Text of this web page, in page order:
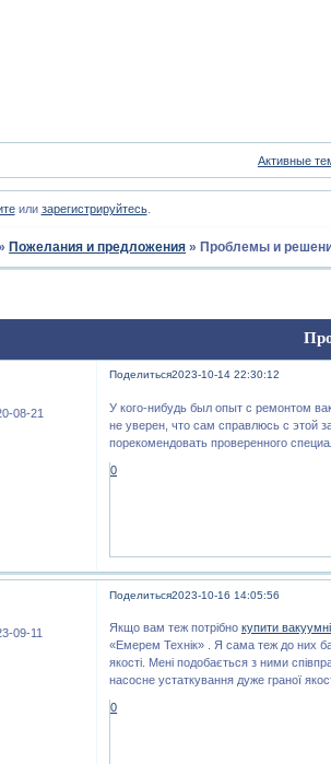
Активные
или зарегистрируйтесь.
Пожелания и предложения » Проблемы и
Поделиться2023-10-14 22:30:12
08-21
У кого-нибудь был опыт с ремонтом
не уверен, что сам справлюсь с этой
порекомендовать проверенного
0
Поделиться2023-10-16 14:05:56
09-11
Якщо вам теж потрібнокупити
«Емерем Технік» . Я сама теж до них
якості. Мені подобається з ними
насосне устаткування дуже граної
0